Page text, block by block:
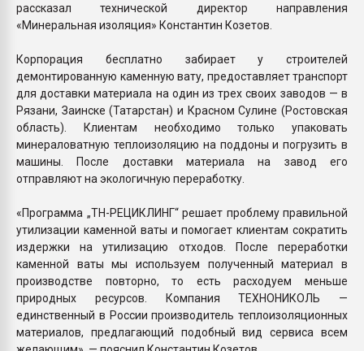
рассказал технической директор направления
«Минеральная изоляция» Константин Козетов.
Корпорация бесплатно забирает у строителей
демонтированную каменную вату, предоставляет транспорт
для доставки материала на один из трех своих заводов — в
Рязани, Заинске (Татарстан) и Красном Сулине (Ростовская
область). Клиентам необходимо только упаковать
минераловатную теплоизоляцию на поддоны и погрузить в
машины. После доставки материала на завод его
отправляют на экологичную переработку.
«Программа „ТН-РЕЦИКЛИНГ“ решает проблему правильной
утилизации каменной ваты и помогает клиентам сократить
издержки на утилизацию отходов. После переработки
каменной ваты мы используем полученный материал в
производстве повторно, то есть расходуем меньше
природных ресурсов. Компания ТЕХНОНИКОЛЬ —
единственный в России производитель теплоизоляционных
материалов, предлагающий подобный вид сервиса всем